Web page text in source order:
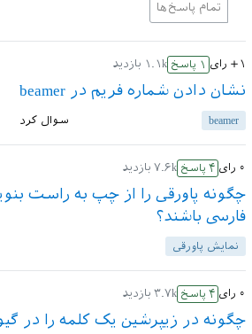
تمام پاسخ‌ها
+۱ رای ۱ پاسخ ۱.۱k بازدید
نشان دادن شماره فریم در beamer
beamer سوال کرد
۰ رای ۴ پاسخ ۷.۶k بازدید
چگونه پاورقی را از چپ به راست
فارسی باشند؟
نمایش پاورقی
۰ رای ۴ پاسخ ۳.۷k بازدید
چگونه در زیپرشین یک کلمه را در